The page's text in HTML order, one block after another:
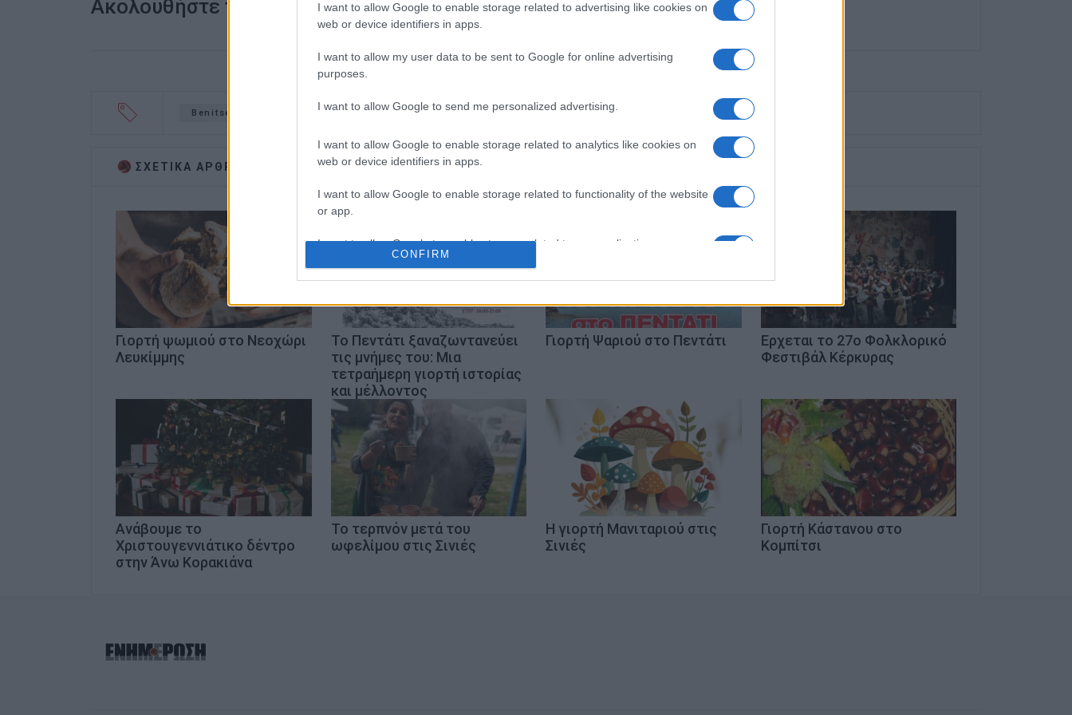
I want to allow Google to enable storage related to advertising like cookies on
web or device identifiers in apps.
I want to allow my user data to be sent to Google for online advertising
purposes.
I want to allow Google to send me personalized advertising.
I want to allow Google to enable storage related to analytics like cookies on
web or device identifiers in apps.
I want to allow Google to enable storage related to functionality of the website
or app.
I want to allow Google to enable storage related to personalization.
I want to allow Google to enable storage related to security, including
CONFIRM
Ακολουθήστε το enimerosi στοFacebook
Benitses Marina Γιορτή δώρα South Corfu Choir Elizabeth Vlassi
ΣΧΕΤΙΚA AΡΘΡΑ
Γιορτή ψωμιού στο Νεοχώρι
Λευκίμμης
Το Πεντάτι ξαναζωντανεύει
τις μνήμες του: Μια
τετραήμερη γιορτή ιστορίας
και μέλλοντος
Γιορτή Ψαριού στο Πεντάτι
Ερχεται το 27ο Φολκλορικό
Φεστιβάλ Κέρκυρας
Ανάβουμε το
Χριστουγεννιάτικο δέντρο
στην Άνω Κορακιάνα
Το τερπνόν μετά του
ωφελίμου στις Σινιές
Η γιορτή Μανιταριού στις
Σινιές
Γιορτή Κάστανου στο
Κομπίτσι